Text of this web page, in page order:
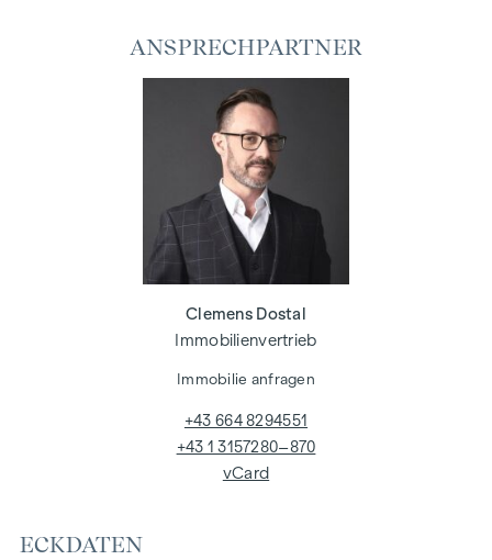
ECKDATEN
ANSPRECHPARTNER
Clemens Dostal
Immobilienvertrieb
Immobilie anfragen
+43 664 8294551
+43 1 3157280–870
vCard